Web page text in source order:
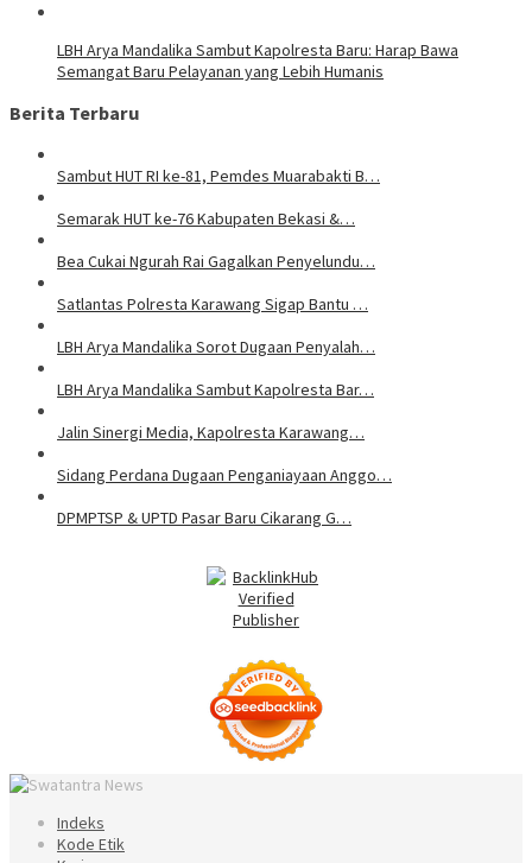
LBH Arya Mandalika Sambut Kapolresta Baru: Harap Bawa
Semangat Baru Pelayanan yang Lebih Humanis
Berita Terbaru
Sambut HUT RI ke-81, Pemdes Muarabakti B…
Semarak HUT ke-76 Kabupaten Bekasi &…
Bea Cukai Ngurah Rai Gagalkan Penyelundu…
Satlantas Polresta Karawang Sigap Bantu …
LBH Arya Mandalika Sorot Dugaan Penyalah…
LBH Arya Mandalika Sambut Kapolresta Bar…
Jalin Sinergi Media, Kapolresta Karawang…
Sidang Perdana Dugaan Penganiayaan Anggo…
DPMPTSP & UPTD Pasar Baru Cikarang G…
Indeks
Kode Etik